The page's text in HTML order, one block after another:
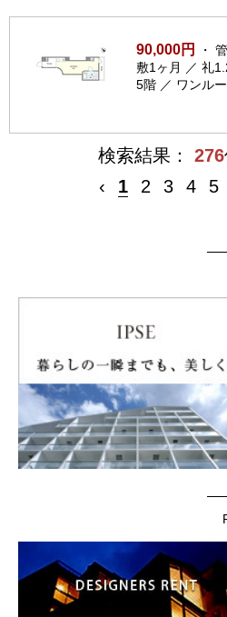
90,000円
・
敷1ヶ月 ／ 礼
5階 ／ ワンル
検索結果： 276
‹
1 2 3 4 5